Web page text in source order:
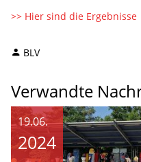
>> Hier sind die Ergebnisse
BLV
Verwandte
19.06.
2024